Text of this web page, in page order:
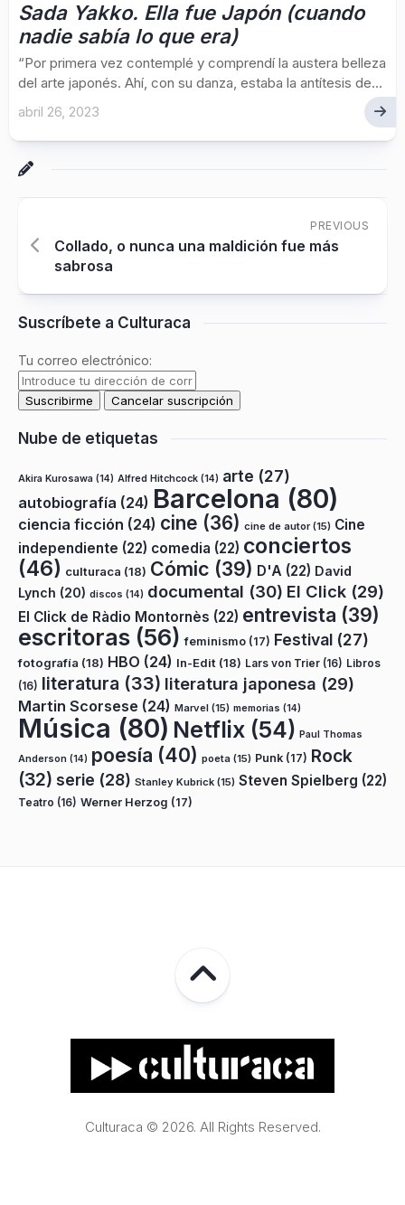
Sada Yakko. Ella fue Japón (cuando
nadie sabía lo que era)
“Por primera vez contemplé y comprendí la austera belleza
del arte japonés. Ahí, con su danza, estaba la antítesis de...
abril 26, 2023
PREVIOUS
Collado, o nunca una maldición fue más
sabrosa
Suscríbete a Culturaca
Tu correo electrónico:
Nube de etiquetas
Akira Kurosawa (14) Alfred Hitchcock (14) arte (27)
autobiografía (24) Barcelona (80)
ciencia ficción (24) cine (36) cine de autor(15) Cine
independiente (22) comedia (22) conciertos
(46) culturaca (18) Cómic (39) D'A (22) David
Lynch (20) discos (14) documental (30) El Click (29)
El Click de Ràdio Montornès (22) entrevista (39)
escritoras (56) feminismo (17) Festival (27)
fotografía (18) HBO (24) In-Edit (18) Lars von Trier (16) Libros
(16) literatura (33) literatura japonesa (29)
Martin Scorsese (24) Marvel (15) memorias (14)
Música (80) Netflix (54) Paul Thomas
Anderson (14) poesía (40) poeta (15) Punk (17) Rock
(32) serie (28) Stanley Kubrick (15) Steven Spielberg (22)
Teatro (16) Werner Herzog (17)
Culturaca © 2026. All Rights Reserved.